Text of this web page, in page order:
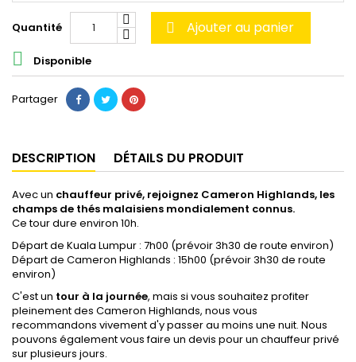
Quantité  Ajouter au panier
 Disponible
Partager
DESCRIPTION DÉTAILS DU PRODUIT
Avec un chauffeur privé, rejoignez Cameron Highlands, les
champs de thés malaisiens mondialement connus.
Ce tour dure environ 10h.
Départ de Kuala Lumpur : 7h00 (prévoir 3h30 de route environ)
Départ de Cameron Highlands : 15h00 (prévoir 3h30 de route
environ)
C'est un tour à la journée, mais si vous souhaitez profiter
pleinement des Cameron Highlands, nous vous
recommandons vivement d'y passer au moins une nuit. Nous
pouvons également vous faire un devis pour un chauffeur privé
sur plusieurs jours.